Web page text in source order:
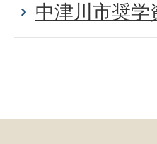
中津川市奨学